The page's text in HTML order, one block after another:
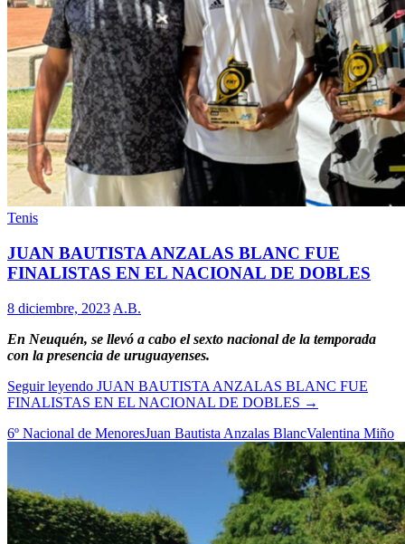
Tenis
JUAN BAUTISTA ANZALAS BLANC FUE
FINALISTAS EN EL NACIONAL DE DOBLES
8 diciembre, 2023 A.B.
En Neuquén, se llevó a cabo el sexto nacional de la temporada
con la presencia de uruguayenses.
Seguir leyendo JUAN BAUTISTA ANZALAS BLANC FUE
FINALISTAS EN EL NACIONAL DE DOBLES →
6º Nacional de MenoresJuan Bautista Anzalas BlancValentina Miño